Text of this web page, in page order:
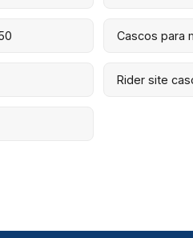
Cascos para
Rider site